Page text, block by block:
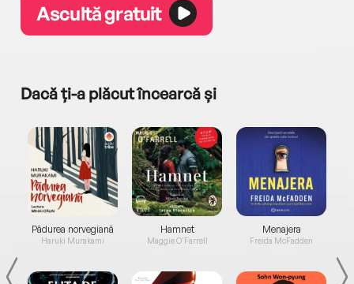
Ascultă gratuit
Dacă ți-a plăcut încearcă și
Pădurea norvegiană
Haruki Murakami
Hamnet
Maggie O'Farrell
Menajera
Freida McFadden